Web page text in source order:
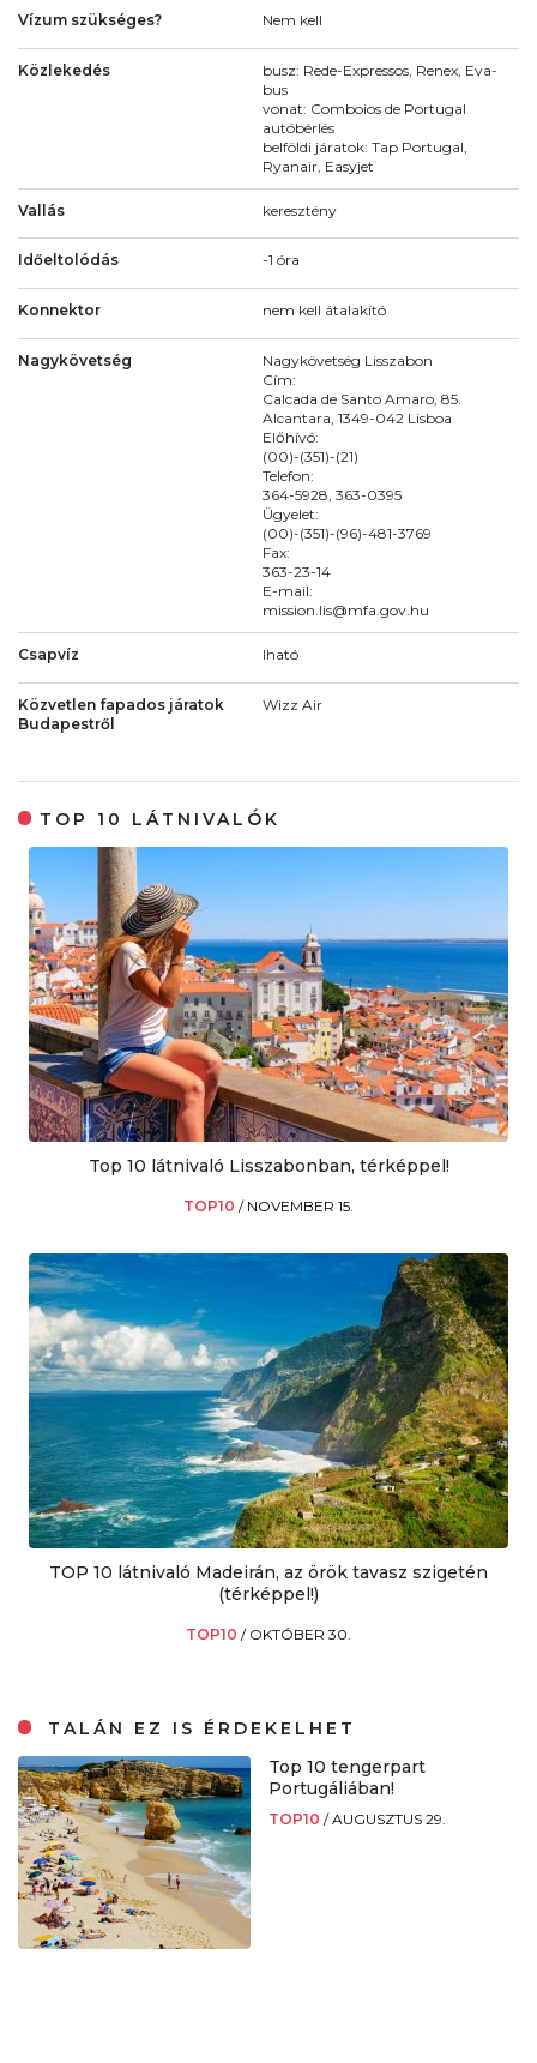
Vízum szükséges? Nem kell
Közlekedés
busz: Rede-Expressos, Renex, Eva-
bus
vonat: Comboios de Portugal
autóbérlés
belföldi járatok: Tap Portugal,
Ryanair, Easyjet
Vallás keresztény
Időeltolódás -1 óra
Konnektor nem kell átalakító
Nagykövetség
Nagykövetség Lisszabon
Cím:
Calcada de Santo Amaro, 85.
Alcantara, 1349-042 Lisboa
Előhívó:
(00)-(351)-(21)
Telefon:
364-5928, 363-0395
Ügyelet:
(00)-(351)-(96)-481-3769
Fax:
363-23-14
E-mail:
mission.lis@mfa.gov.hu
Csapvíz Iható
Közvetlen fapados járatok
Budapestről
Wizz Air
TOP 10 LÁTNIVALÓK
Top 10 látnivaló Lisszabonban, térképpel!
TOP10 / NOVEMBER 15.
TOP 10 látnivaló Madeirán, az örök tavasz szigetén
(térképpel!)
TOP10 / OKTÓBER 30.
TALÁN EZ IS ÉRDEKELHET
Top 10 tengerpart
Portugáliában!
TOP10 /AUGUSZTUS 29.